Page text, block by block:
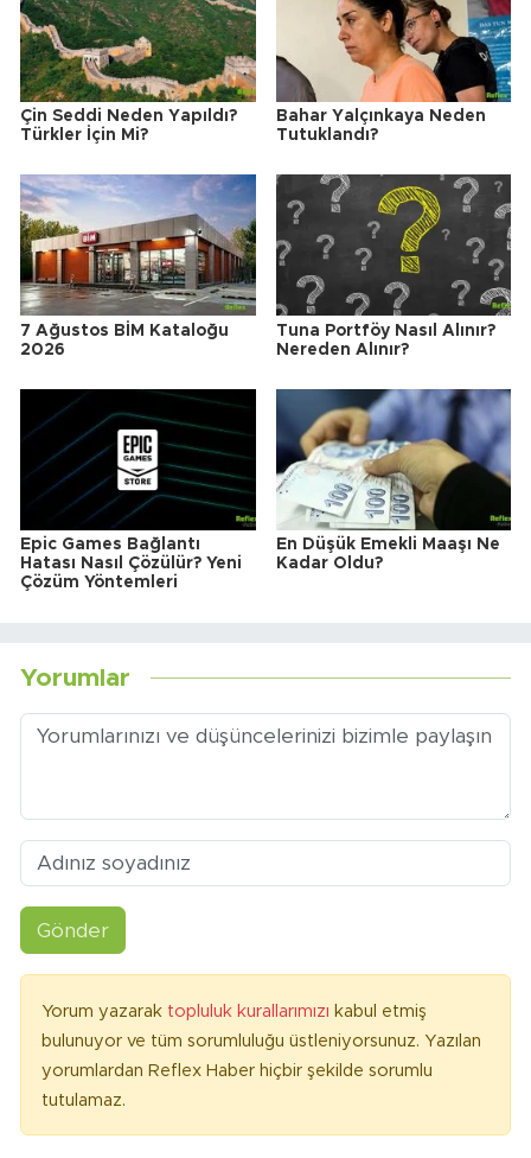
Çin Seddi Neden Yapıldı?
Türkler İçin Mi?
Bahar Yalçınkaya Neden
Tutuklandı?
7 Ağustos BİM Kataloğu
2026
Tuna Portföy Nasıl Alınır?
Nereden Alınır?
Epic Games Bağlantı
Hatası Nasıl Çözülür? Yeni
Çözüm Yöntemleri
En Düşük Emekli Maaşı Ne
Kadar Oldu?
Yorumlar
Gönder
Yorum yazarak topluluk kurallarımızı kabul etmiş
bulunuyor ve tüm sorumluluğu üstleniyorsunuz. Yazılan
yorumlardan Reflex Haber hiçbir şekilde sorumlu
tutulamaz.